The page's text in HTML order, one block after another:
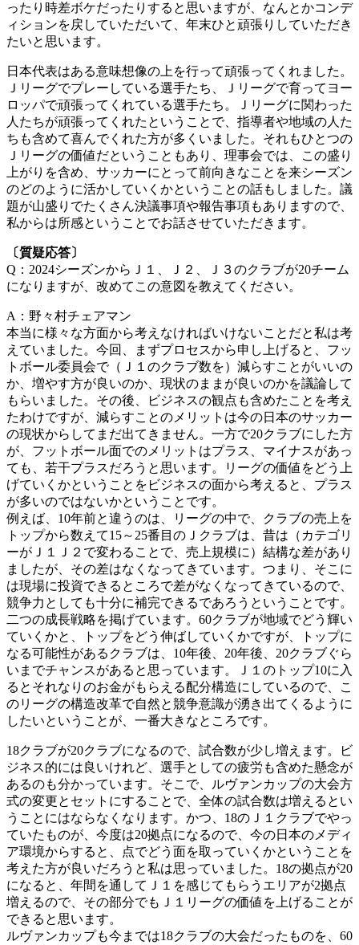
ったり時差ボケだったりすると思いますが、なんとかコンデ
ィションを戻していただいて、年末ひと頑張りしていただき
たいと思います。
日本代表はある意味想像の上を行って頑張ってくれました。
Ｊリーグでプレーしている選手たち、Ｊリーグで育ってヨー
ロッパで頑張ってくれている選手たち。Ｊリーグに関わった
人たちが頑張ってくれたということで、指導者や地域の人た
ちも含めて喜んでくれた方が多くいました。それもひとつの
Ｊリーグの価値だということもあり、理事会では、この盛り
上がりを含め、サッカーにとって前向きなことを来シーズン
のどのように活かしていくかということの話もしました。議
題が山盛りでたくさん決議事項や報告事項もありますので、
私からは所感ということでお話させていただきます。
〔質疑応答〕
Q：2024シーズンからＪ１、Ｊ２、Ｊ３のクラブが20チーム
になりますが、改めてこの意図を教えてください。
A：野々村チェアマン
本当に様々な方面から考えなければいけないことだと私は考
えていました。今回、まずプロセスから申し上げると、フッ
トボール委員会で（Ｊ１のクラブ数を）減らすことがいいの
か、増やす方が良いのか、現状のままが良いのかを議論して
もらいました。その後、ビジネスの観点も含めたことを考え
たわけですが、減らすことのメリットは今の日本のサッカー
の現状からしてまだ出てきません。一方で20クラブにした方
が、フットボール面でのメリットはプラス、マイナスがあっ
ても、若干プラスだろうと思います。リーグの価値をどう上
げていくかということをビジネスの面から考えると、プラス
が多いのではないかということです。
例えば、10年前と違うのは、リーグの中で、クラブの売上を
トップから数えて15～25番目のＪクラブは、昔は（カテゴリ
ーがＪ１Ｊ２で変わることで、売上規模に）結構な差があり
ましたが、その差はなくなってきています。つまり、そこに
は現場に投資できるところで差がなくなってきているので、
競争力としても十分に補完できるであろうということです。
二つの成長戦略を掲げています。60クラブが地域でどう輝い
ていくかと、トップをどう伸ばしていくかですが、トップに
なる可能性があるクラブは、10年後、20年後、20クラブぐら
いまでチャンスがあると思っています。Ｊ１のトップ10に入
るとそれなりのお金がもらえる配分構造にしているので、こ
のリーグの構造改革で自然と競争意識が湧き出てくるように
したいということが、一番大きなところです。
18クラブが20クラブになるので、試合数が少し増えます。ビ
ジネス的には良いけれど、選手としての疲労も含めた懸念が
あるのも分かっています。そこで、ルヴァンカップの大会方
式の変更とセットにすることで、全体の試合数は増えるとい
うことにはならなくなります。かつ、18のＪ１クラブでやっ
ていたものが、今度は20拠点になるので、今の日本のメディ
ア環境からすると、点でどう面を取っていくかということを
考えた方が良いだろうと私は思っていました。18の拠点が20
になると、年間を通してＪ１を感じてもらうエリアが2拠点
増えるので、その部分でもＪ１リーグの価値を上げることが
できると思います。
ルヴァンカップも今までは18クラブの大会だったものを、60